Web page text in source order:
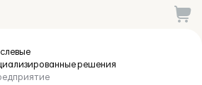
решения